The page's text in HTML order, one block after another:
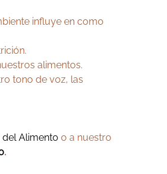
influye en como
alimentos.
tono de voz, las
Alimento o a nuestro
.